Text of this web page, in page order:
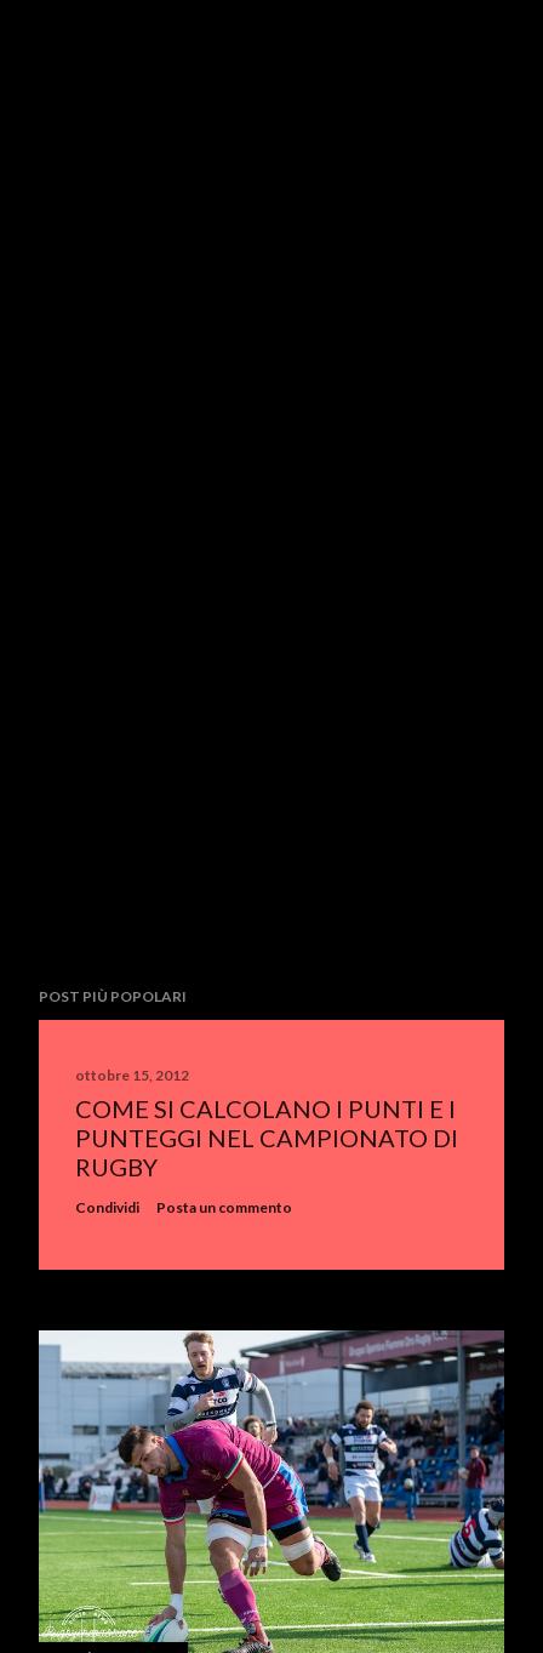
POST PIÙ POPOLARI
ottobre 15, 2012
COME SI CALCOLANO I PUNTI E I
PUNTEGGI NEL CAMPIONATO DI
RUGBY
Condividi Posta un commento